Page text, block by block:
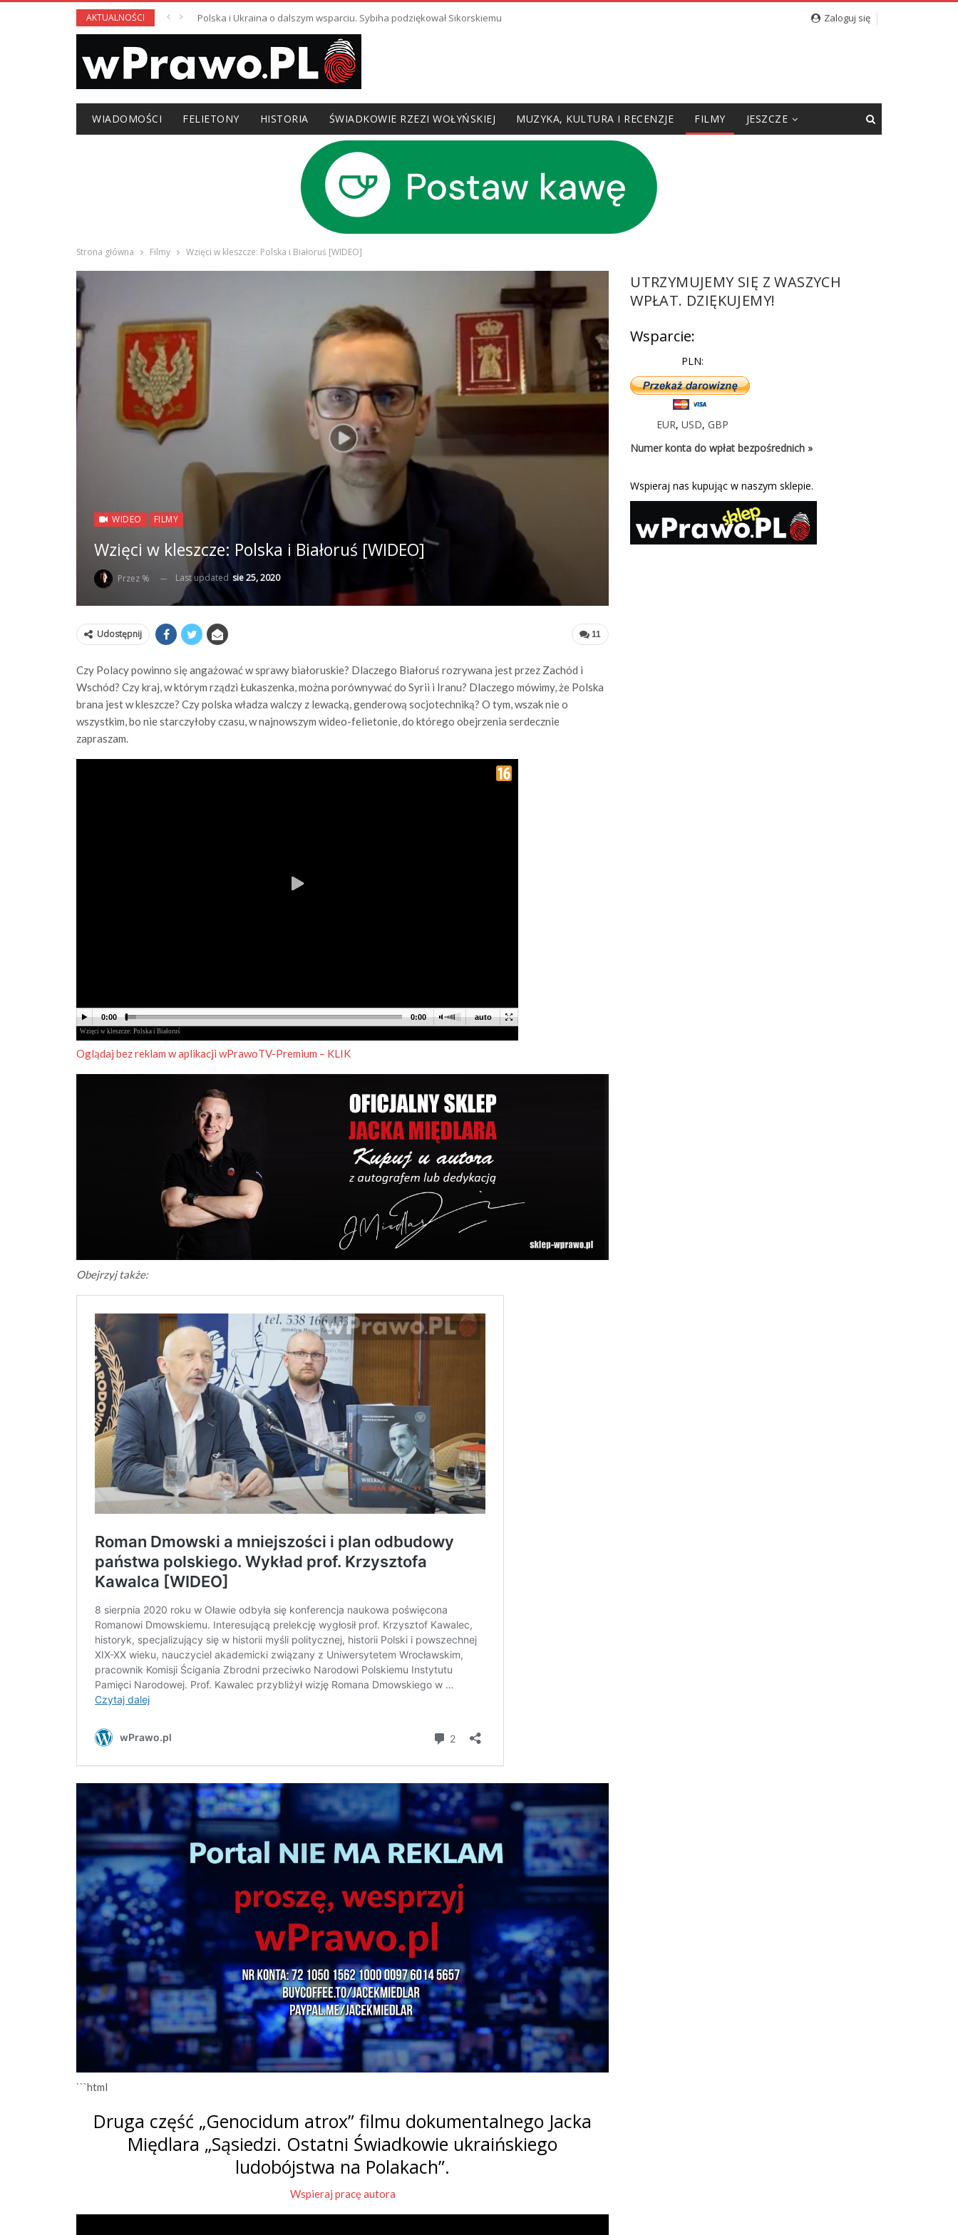
AKTUALNOŚCI Polska i Ukraina o dalszym wsparciu. Sybiha podziękował Sikorskiemu Zaloguj się
WIADOMOŚCI FELIETONY HISTORIA ŚWIADKOWIE RZEZI WOŁYŃSKIEJ MUZYKA, KULTURA I RECENZJE FILMY JESZCZE
Strona główna Filmy Wzięci w kleszcze: Polska i Białoruś [WIDEO]
WIDEO FILMY
Wzięci w kleszcze: Polska i Białoruś [WIDEO]
Przez % Last updated sie 25, 2020
11
Udostępnij
Czy Polacy powinno się angażować w sprawy białoruskie? Dlaczego Białoruś rozrywana jest przez Zachód i
Wschód? Czy kraj, w którym rządzi Łukaszenka, można porównywać do Syrii i Iranu? Dlaczego mówimy, że Polska
brana jest w kleszcze? Czy polska władza walczy z lewacką, genderową socjotechniką? O tym, wszak nie o
wszystkim, bo nie starczyłoby czasu, w najnowszym wideo-felietonie, do którego obejrzenia serdecznie
zapraszam.
Oglądaj bez reklam w aplikacji wPrawoTV-Premium – KLIK
Obejrzyj także:
```html
Druga część „Genocidum atrox” filmu dokumentalnego Jacka
Międlara „Sąsiedzi. Ostatni Świadkowie ukraińskiego
ludobójstwa na Polakach”.
Wspieraj pracę autora
UTRZYMUJEMY SIĘ Z WASZYCH
WPŁAT. DZIĘKUJEMY!
Wsparcie:
PLN:
EUR,USD,GBP
Numer konta do wpłat bezpośrednich »
Wspieraj nas kupując w naszym sklepie.